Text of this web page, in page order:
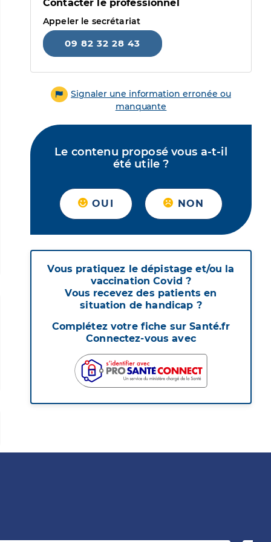
Contacter le professionnel
Appeler le secrétariat
09 82 32 28 43
Signaler une information erronée ou
manquante
Le contenu proposé vous a-t-il
été utile ?
OUI NON
Vous pratiquez le dépistage et/ou la
vaccination Covid ?
Vous recevez des patients en
situation de handicap ?
Complétez votre fiche sur Santé.fr
Connectez-vous avec